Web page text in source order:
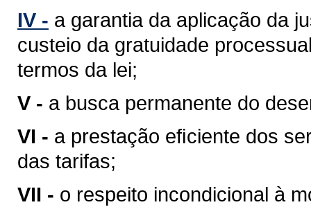
IV - a garantia da aplicação da
custeio da gratuidade
termos da lei;
V - a busca permanente do
VI - a prestação eﬁciente dos
das tarifas;
VII - o respeito incondicional à